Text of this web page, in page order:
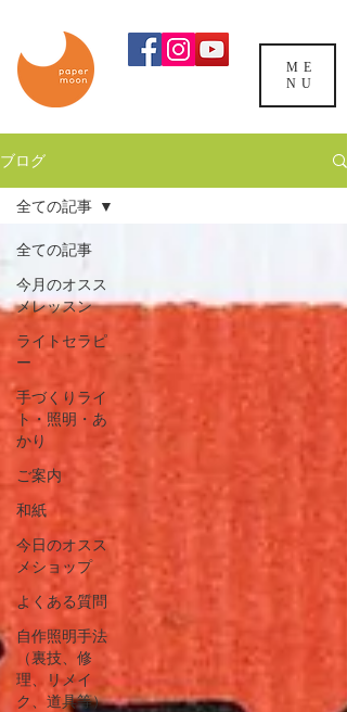
ME
NU
ブログ
全ての記事
今月のオスス
メレッスン
ライトセラピ
ー
手づくりライ
ト・照明・あ
かり
ご案内
和紙
今日のオスス
メショップ
よくある質問
自作照明手法
（裏技、修
理、リメイ
ク、道具等）
全ての記事